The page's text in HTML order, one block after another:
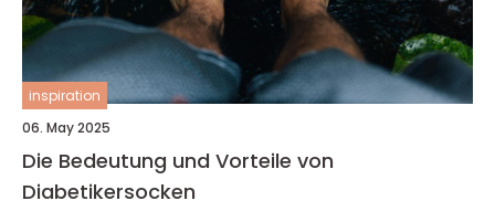
inspiration
06. May 2025
Die Bedeutung und Vorteile von
Diabetikersocken